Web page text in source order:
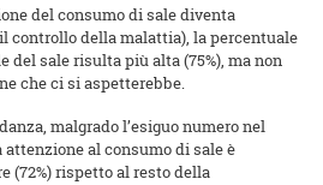
del consumo di sale diventa
controllo della malattia), la percentuale
del sale risulta più alta (75%), ma non
che ci si aspetterebbe.
malgrado l’esiguo numero nel
al consumo di sale è
(72%) rispetto al resto della